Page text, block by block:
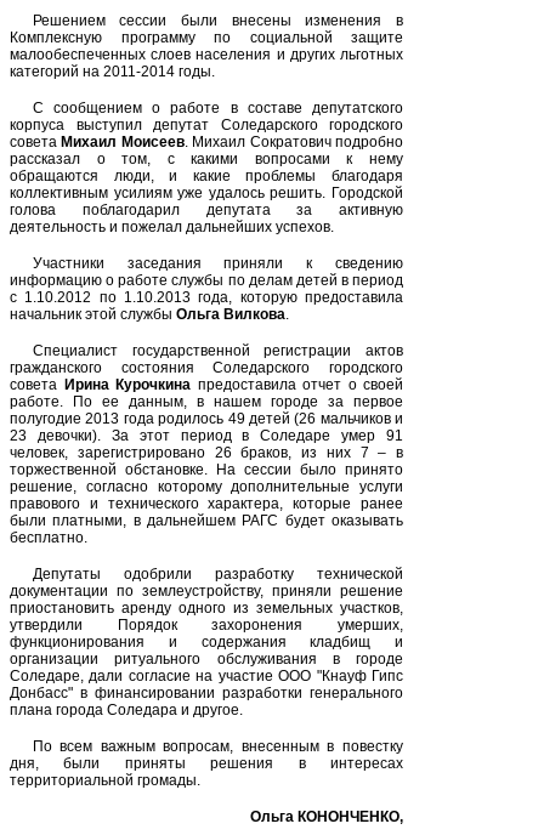
Решением сессии были внесены изменения в
Комплексную программу по социальной защите
малообеспеченных слоев населения и других льготных
категорий на 2011-2014 годы.
С сообщением о работе в составе депутатского
корпуса выступил депутат Соледарского городского
советаМихаил Моисеев. Михаил Сократович подробно
рассказал о том, с какими вопросами к нему
обращаются люди, и какие проблемы благодаря
коллективным усилиям уже удалось решить. Городской
голова поблагодарил депутата за активную
деятельность и пожелал дальнейших успехов.
Участники заседания приняли к сведению
информацию о работе службы по делам детей в период
с 1.10.2012 по 1.10.2013 года, которую предоставила
начальник этой службы Ольга Вилкова
Специалист государственной регистрации актов
гражданского состояния Соледарского городского
совета Ирина Курочкина предоставила отчет о своей
работе. По ее данным, в нашем городе за первое
полугодие 2013 года родилось 49 детей (26 мальчиков и
23 девочки). За этот период в Соледаре умер 91
человек, зарегистрировано 26 браков, из них 7 – в
торжественной обстановке. На сессии было принято
решение, согласно которому дополнительные услуги
правового и технического характера, которые ранее
были платными, в дальнейшем РАГС будет оказывать
бесплатно.
Депутаты одобрили разработку технической
документации по землеустройству, приняли решение
приостановить аренду одного из земельных участков,
утвердили Порядок захоронения умерших,
функционирования и содержания кладбищ и
организации ритуального обслуживания в городе
Соледаре, дали согласие на участие ООО "Кнауф Гипс
Донбасс" в финансировании разработки генерального
плана города Соледара и другое.
По всем важным вопросам, внесенным в повестку
дня, были приняты решения в интересах
территориальной громады.
Ольга КОНОНЧЕНКО,